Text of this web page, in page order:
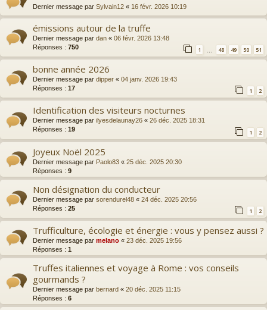
Dernier message par Sylvain12 « 16 févr. 2026 10:19
émissions autour de la truffe
Dernier message par dan « 06 févr. 2026 13:48
Réponses : 750 1 48 49 50 51
bonne année 2026
Dernier message par dipper « 04 janv. 2026 19:43
Réponses : 17 1 2
Identification des visiteurs nocturnes
Dernier message par ilyesdelaunay26 « 26 déc. 2025 18:31
Réponses : 19 1 2
Joyeux Noël 2025
Dernier message par Paolo83 « 25 déc. 2025 20:30
Réponses : 9
Non désignation du conducteur
Dernier message par sorendurel48 « 24 déc. 2025 20:56
Réponses : 25 1 2
Trufficulture, écologie et énergie : vous y pensez aussi ?
Dernier message par melano « 23 déc. 2025 19:56
Réponses : 1
Truffes italiennes et voyage à Rome : vos conseils
gourmands ?
Dernier message par bernard « 20 déc. 2025 11:15
Réponses : 6